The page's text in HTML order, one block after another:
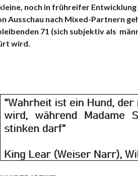
noch in frühreifer
Ausschau nach Mixed-Partnern
71 (sich subjektiv als
wird.